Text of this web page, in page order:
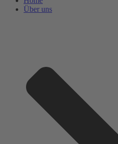
Über uns